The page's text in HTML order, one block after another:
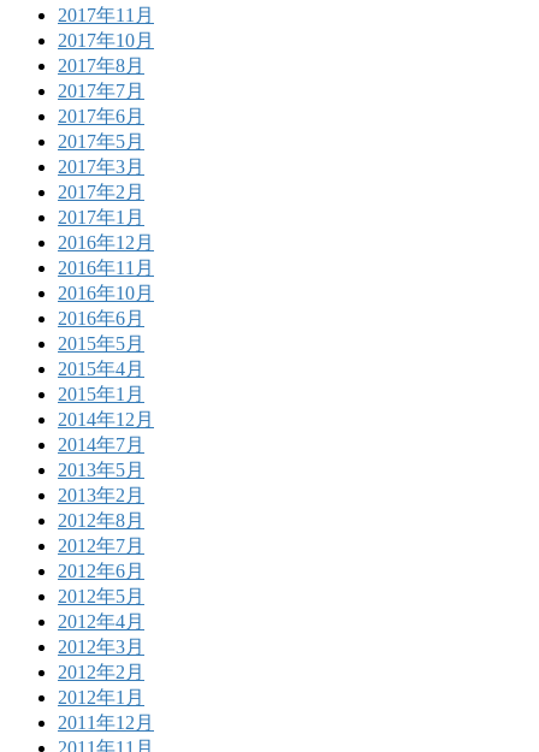
2017年11月
2017年10月
2017年8月
2017年7月
2017年6月
2017年5月
2017年3月
2017年2月
2017年1月
2016年12月
2016年11月
2016年10月
2016年6月
2015年5月
2015年4月
2015年1月
2014年12月
2014年7月
2013年5月
2013年2月
2012年8月
2012年7月
2012年6月
2012年5月
2012年4月
2012年3月
2012年2月
2012年1月
2011年12月
2011年11月